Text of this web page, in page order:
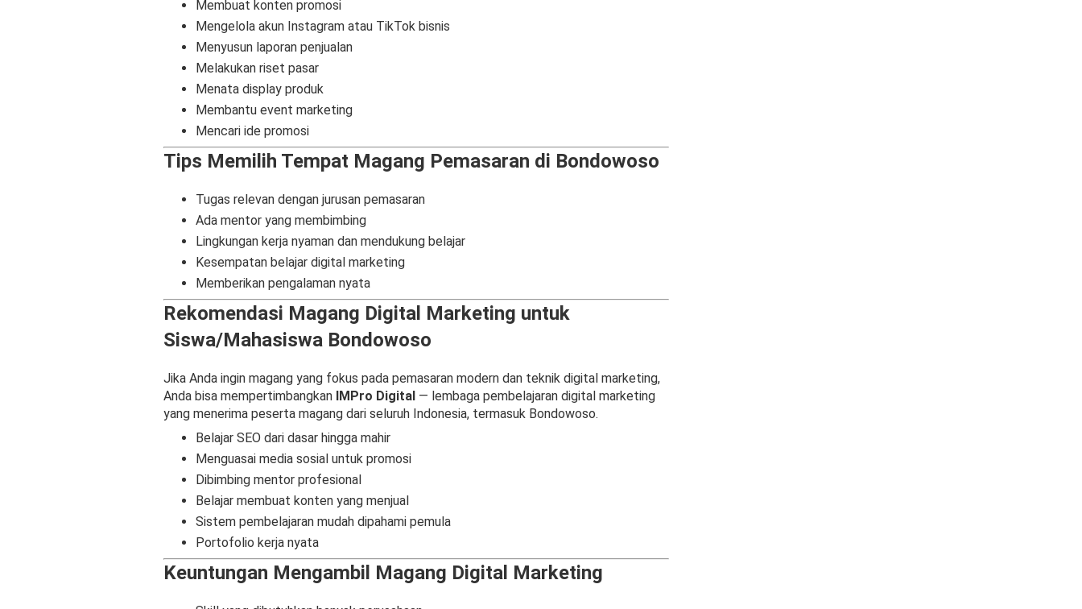
Membuat konten promosi
Mengelola akun Instagram atau TikTok bisnis
Menyusun laporan penjualan
Melakukan riset pasar
Menata display produk
Membantu event marketing
Mencari ide promosi
Tips Memilih Tempat Magang Pemasaran di Bondowoso
Tugas relevan dengan jurusan pemasaran
Ada mentor yang membimbing
Lingkungan kerja nyaman dan mendukung belajar
Kesempatan belajar digital marketing
Memberikan pengalaman nyata
Rekomendasi Magang Digital Marketing untuk
Siswa/Mahasiswa Bondowoso
Jika Anda ingin magang yang fokus pada pemasaran modern dan teknik digital marketing,
Anda bisa mempertimbangkan IMPro Digital — lembaga pembelajaran digital marketing
yang menerima peserta magang dari seluruh Indonesia, termasuk Bondowoso.
Belajar SEO dari dasar hingga mahir
Menguasai media sosial untuk promosi
Dibimbing mentor profesional
Belajar membuat konten yang menjual
Sistem pembelajaran mudah dipahami pemula
Portofolio kerja nyata
Keuntungan Mengambil Magang Digital Marketing